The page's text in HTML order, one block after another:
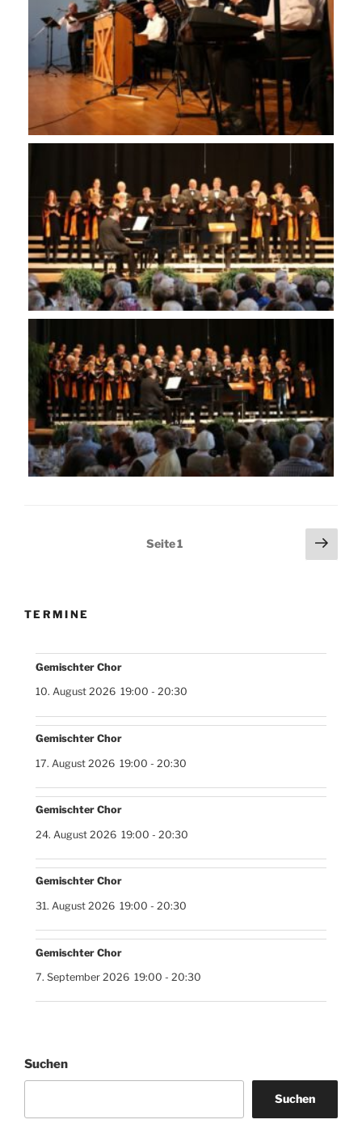
Seitennummerierung
Seite1
TERMINE
Gemischter Chor
10. August 2026 19:00 - 20:30
Gemischter Chor
17. August 2026 19:00 - 20:30
Gemischter Chor
24. August 2026 19:00 - 20:30
Gemischter Chor
31. August 2026 19:00 - 20:30
Gemischter Chor
7. September 2026 19:00 - 20:30
Suchen
Suchen